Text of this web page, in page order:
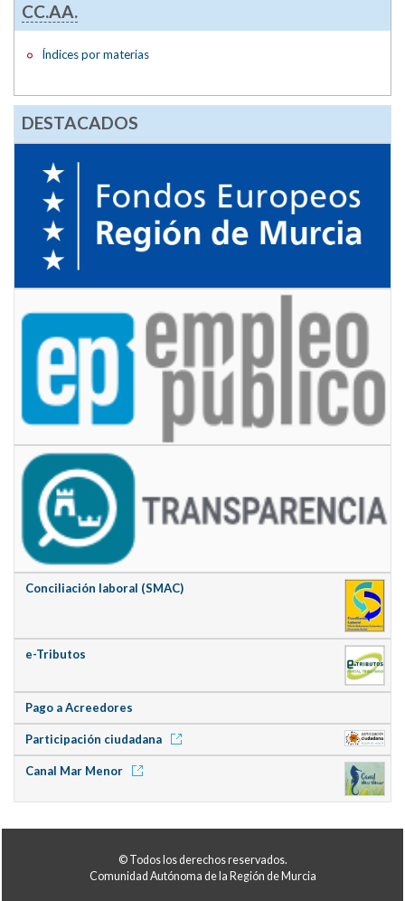
CC.AA.
Índices por materias
DESTACADOS
Conciliación laboral (SMAC)
e-Tributos
Pago a Acreedores
Participación ciudadana
Canal Mar Menor
© Todos los derechos reservados.
Comunidad Autónoma de la Región de Murcia